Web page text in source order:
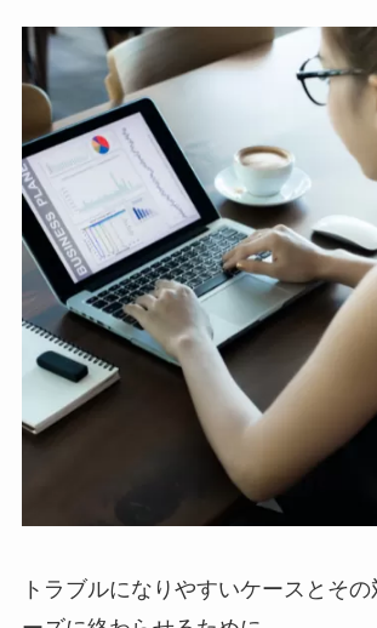
トラブルになりやすいケースとそ